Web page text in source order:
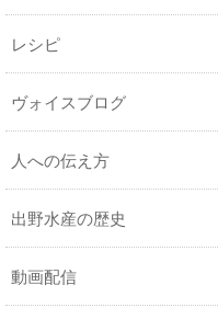
レシピ
ヴォイスブログ
人への伝え方
出野水産の歴史
動画配信